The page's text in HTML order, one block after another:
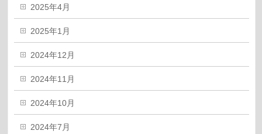
2025年4月
2025年1月
2024年12月
2024年11月
2024年10月
2024年7月